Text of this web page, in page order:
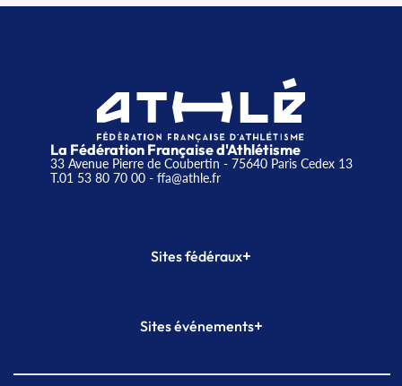
La Fédération Française d'Athlétisme
33 Avenue Pierre de Coubertin - 75640 Paris Cedex 13
T.01 53 80 70 00- ffa@athle.fr
Sites fédéraux+
Plateforme Formation
Sites événements+
Meeting de Paris indoor